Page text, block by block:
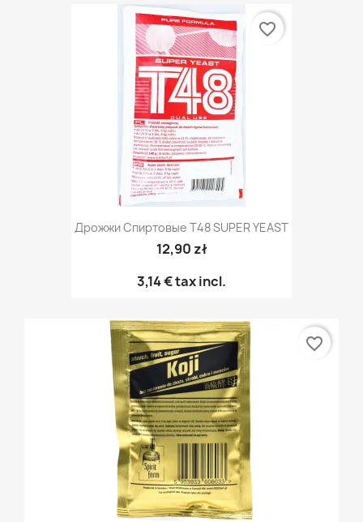
Дрожжи Спиртовые T48 SUPER YEAST
12,90 zł
3,14 €tax incl.
favorite_border
favorite_border